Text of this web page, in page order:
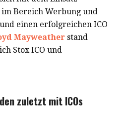
Bereich Werbung und
einen erfolgreichen ICO
Mayweatherstand
Stox ICO und
zuletzt mit ICOs